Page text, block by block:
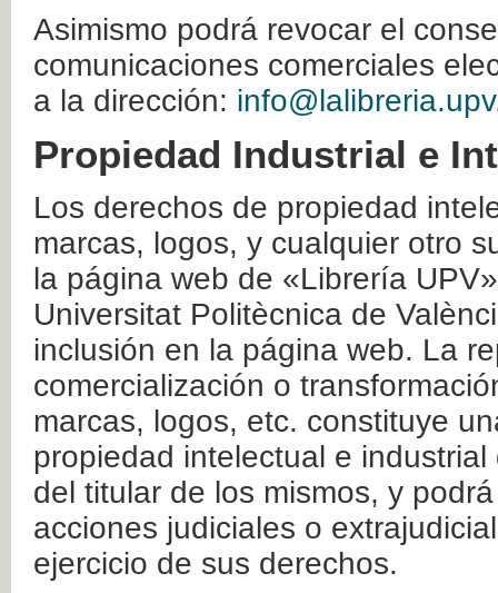
Asimismo podrá revocar el
comunicaciones comerciales
a la dirección:
Propiedad Industrial e
Los derechos de propiedad
marcas, logos, y cualquier otro
la página web de «Librería
Universitat Politècnica de
inclusión en la página web. La
comercialización o
marcas, logos, etc. constituye
propiedad intelectual e
del titular de los mismos, y
acciones judiciales o
ejercicio de sus derechos.